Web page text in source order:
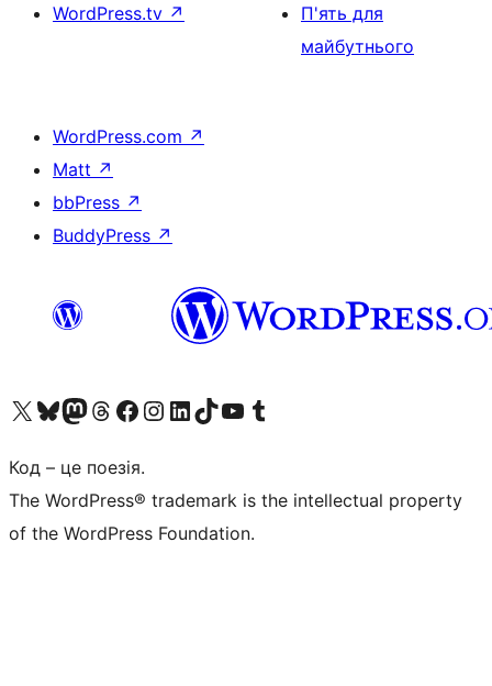
WordPress.tv ↗
П'ять для
майбутнього
WordPress.com ↗
Matt ↗
bbPress ↗
BuddyPress ↗
Visit our X (formerly Twitter) account
Visit our Bluesky account
Завітайте до нашої стрічки в Mastodon
Visit our Threads account
Завітайте на нашу сторінку в Facebook
Visit our Instagram account
Visit our LinkedIn account
Visit our TikTok account
Visit our YouTube channel
Visit our Tumblr account
Код – це поезія.
The WordPress® trademark is the intellectual property
of the WordPress Foundation.